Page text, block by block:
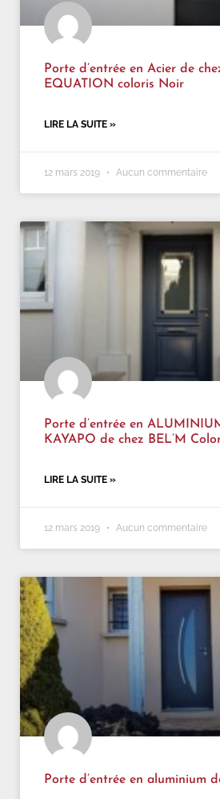
Porte d’entrée en Acier de
EQUATION coloris Noir
LIRE LA SUITE »
12 mars 2019 Aucun commentaire
Porte d’entrée en
KAYAPO de chez BEL’M
LIRE LA SUITE »
12 mars 2019 Aucun commentaire
Porte d’entrée en aluminium